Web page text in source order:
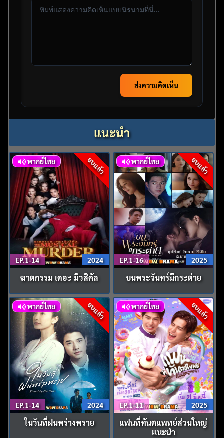
ส่งความคิดเห็น
แนะนำ
จบแล้ว
พากย์ไทย
EP.1-14 2024
ฆาตกรรม เดอะ มิวสิคัล
จบแล้ว
พากย์ไทย
EP.1-16 2025
บนพระจันทร์มีกระต่าย
จบแล้ว
พากย์ไทย
EP.1-14 2024
ในวันที่ฝนพร่างพราย
จบแล้ว
พากย์ไทย
EP.1-11 2025
แฟนที่ทันตแพทย์ส่วนใหญ่
แนะนำ